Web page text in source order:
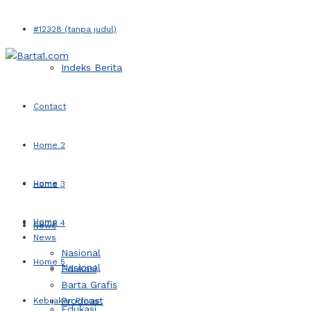
#12328 (tanpa judul)
Indeks Berita
Contact
Home 2
Home 3
Home 4
Home 5
Kebijakan Privasi
Home
News
Nasional
Home
News
Nasional
Edukasi
Barta Grafis
Prodcast